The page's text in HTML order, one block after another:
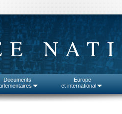
Documents
Europe
et international